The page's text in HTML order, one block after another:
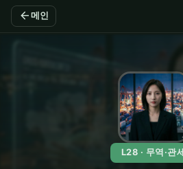
arrow_back 메인
L28 · 무역·관세